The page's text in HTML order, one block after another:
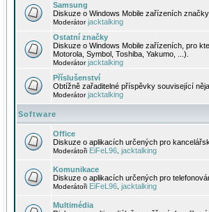
Samsung
Diskuze o Windows Mobile zařízeních značky
Moderátorjacktalking
Ostatní značky
Diskuze o Windows Mobile zařízeních, pro
Motorola, Symbol, Toshiba, Yakumo, ...).
Moderátorjacktalking
Příslušenství
Obtížně zařaditelné příspěvky související
Moderátorjacktalking
Software
Office
Diskuze o aplikacích určených pro
Moderátoři EiFeL96 jacktalking
Komunikace
Diskuze o aplikacích určených pro
Moderátoři EiFeL96 jacktalking
Multimédia